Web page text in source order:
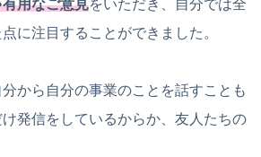
用なご意見をいただき、自分では全
に注目することができました。
から自分の事業のことを話すことも
発信をしているからか、友人たちの